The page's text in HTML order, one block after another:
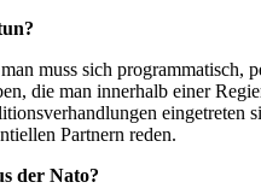
muss sich
die man innerhalb einer
Partnern reden.
der Nato?